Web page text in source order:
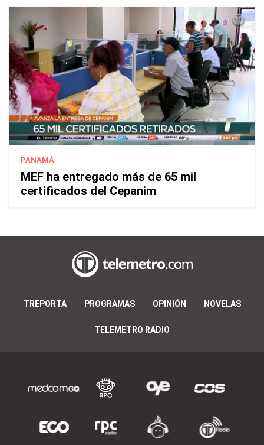
PANAMÁ
MEF ha entregado más de 65 mil
certificados del Cepanim
TREPORTA PROGRAMAS OPINIÓN NOVELAS
TELEMETRO RADIO